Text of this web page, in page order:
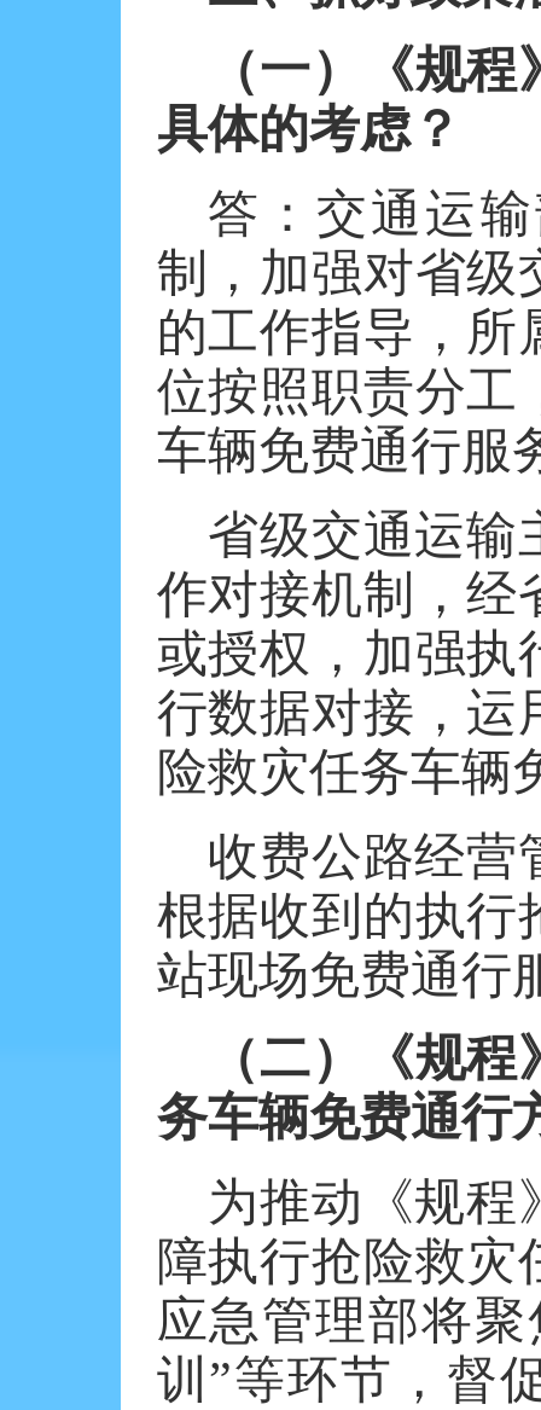
（一）《规
具体的考虑？
答：交通运
制，加强对省级
的工作指导，所
位按照职责分工
车辆免费通行服
省级交通运输
作对接机制，经
或授权，加强执
行数据对接，运
险救灾任务车辆
收费公路经营
根据收到的执行
站现场免费通行
（二）《规
务车辆免费通行
为推动《规程
障执行抢险救
应急管理部将聚
训”等环节，督